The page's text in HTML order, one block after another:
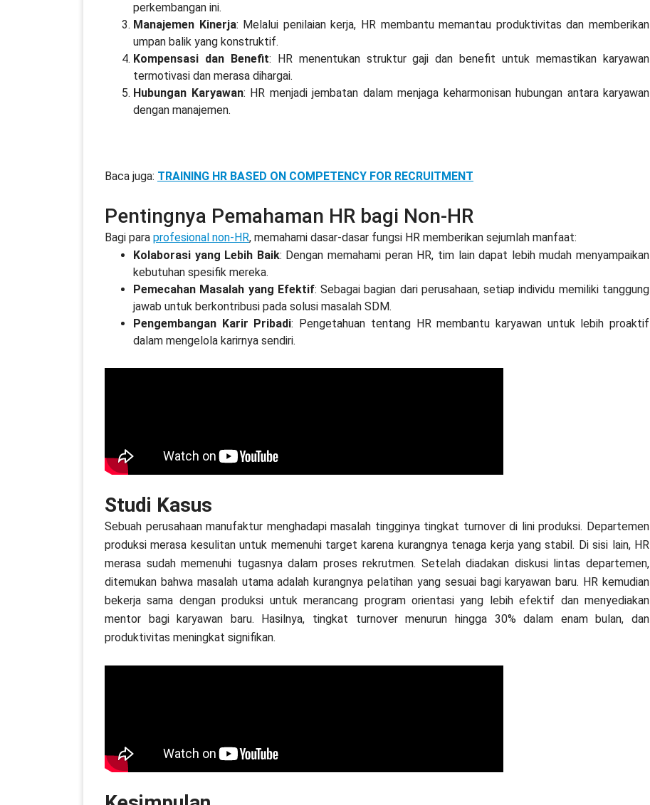
perkembangan ini.
Manajemen Kinerja: Melalui penilaian kerja, HR membantu memantau produktivitas dan memberikan
umpan balik yang konstruktif.
Kompensasi dan Benefit: HR menentukan struktur gaji dan benefit untuk memastikan karyawan
termotivasi dan merasa dihargai.
Hubungan Karyawan: HR menjadi jembatan dalam menjaga keharmonisan hubungan antara karyawan
dengan manajemen.
Baca juga: TRAINING HR BASED ON COMPETENCY FOR RECRUITMENT
Pentingnya Pemahaman HR bagi Non-HR
Bagi para profesional non-HR, memahami dasar-dasar fungsi HR memberikan sejumlah manfaat:
Kolaborasi yang Lebih Baik: Dengan memahami peran HR, tim lain dapat lebih mudah menyampaikan
kebutuhan spesifik mereka.
Pemecahan Masalah yang Efektif: Sebagai bagian dari perusahaan, setiap individu memiliki tanggung
jawab untuk berkontribusi pada solusi masalah SDM.
Pengembangan Karir Pribadi: Pengetahuan tentang HR membantu karyawan untuk lebih proaktif
dalam mengelola karirnya sendiri.
Studi Kasus
Sebuah perusahaan manufaktur menghadapi masalah tingginya tingkat turnover di lini produksi. Departemen
produksi merasa kesulitan untuk memenuhi target karena kurangnya tenaga kerja yang stabil. Di sisi lain, HR
merasa sudah memenuhi tugasnya dalam proses rekrutmen. Setelah diadakan diskusi lintas departemen,
ditemukan bahwa masalah utama adalah kurangnya pelatihan yang sesuai bagi karyawan baru. HR kemudian
bekerja sama dengan produksi untuk merancang program orientasi yang lebih efektif dan menyediakan
mentor bagi karyawan baru. Hasilnya, tingkat turnover menurun hingga 30% dalam enam bulan, dan
produktivitas meningkat signifikan.